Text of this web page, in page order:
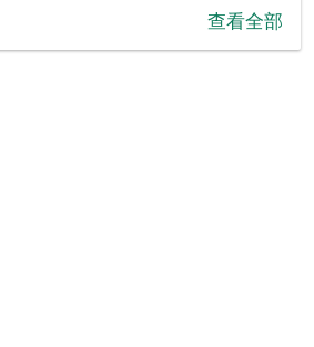
查看全部